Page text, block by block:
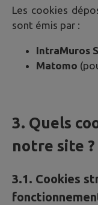
Les cookies
sont émis par :
IntraMuros
Matomo
3. Quels
notre site ?
3.1. Cookies